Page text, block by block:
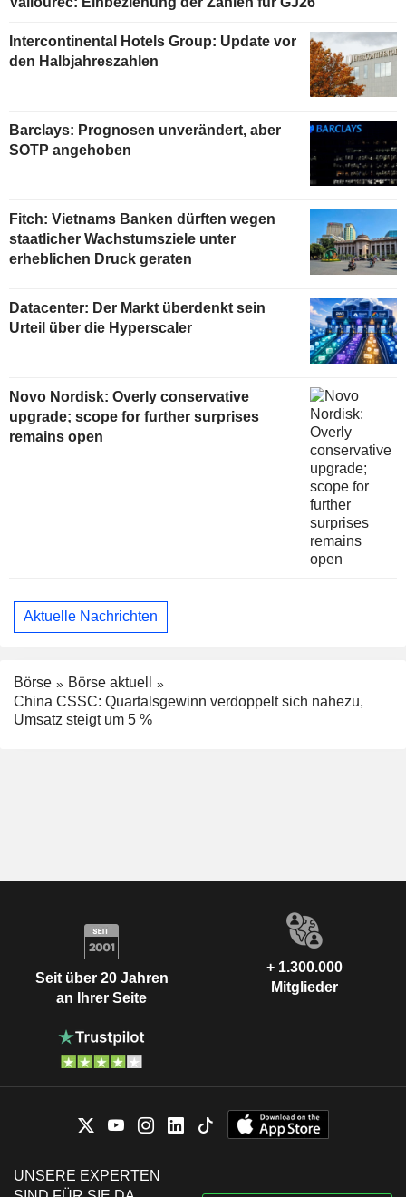
Intercontinental Hotels Group: Update vor
den Halbjahreszahlen
Barclays: Prognosen unverändert, aber
SOTP angehoben
Fitch: Vietnams Banken dürften wegen
staatlicher Wachstumsziele unter
erheblichen Druck geraten
Datacenter: Der Markt überdenkt sein
Urteil über die Hyperscaler
Novo Nordisk: Overly conservative
upgrade; scope for further surprises
remains open
Aktuelle Nachrichten
Börse
Börse aktuell
China CSSC: Quartalsgewinn verdoppelt sich nahezu,
Umsatz steigt um 5 %
Seit über 20 Jahren
an Ihrer Seite
+ 1.300.000
Mitglieder
UNSERE EXPERTEN